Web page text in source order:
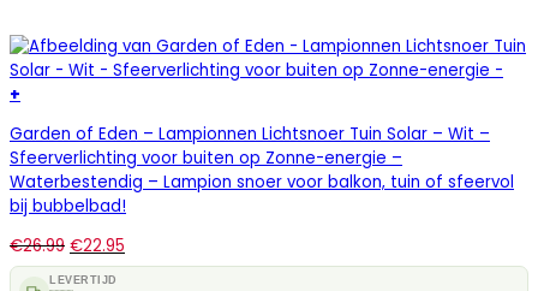
+
Garden of Eden – Lampionnen Lichtsnoer Tuin Solar – Wit –
Sfeerverlichting voor buiten op Zonne-energie –
Waterbestendig – Lampion snoer voor balkon, tuin of sfeervol
bij bubbelbad!
€26.99 €22.95
LEVERTIJD